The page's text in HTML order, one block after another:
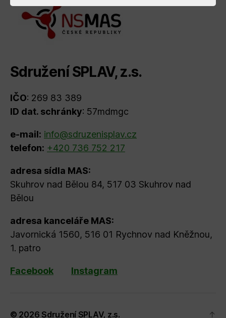
Sdružení SPLAV, z.s.
IČO: 269 83 389
ID dat. schránky: 57mdmgc
e-mail: info@sdruzenisplav.cz
telefon: +420 736 752 217
adresa sídla MAS:
Skuhrov nad Bělou 84, 517 03 Skuhrov nad
Bělou
adresa kanceláře MAS:
Javornická 1560, 516 01 Rychnov nad Kněžnou,
1. patro
Facebook Instagram
© 2026Sdružení SPLAV, z.s. ↑